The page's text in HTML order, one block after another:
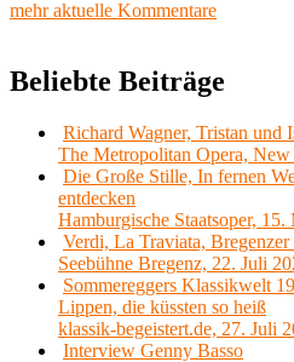
mehr aktuelle Kommentare
Beliebte Beiträge
Richard Wagner, Tristan und
The Metropolitan Opera,
Die Große Stille, In fernen
entdecken
Hamburgische Staatsoper, 15.
Verdi, La Traviata, Bregenzer
Seebühne Bregenz, 22. Juli
Sommereggers Klassikwelt
Lippen, die küssten so heiß
klassik-begeistert.de, 27. Juli
Interview Genny Basso